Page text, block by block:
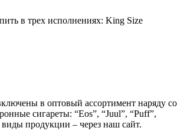
в трех исполнениях: King Size
в оптовый ассортимент наряду со
сигареты: “Eos”, “Juul”, “Puff”,
продукции – через наш сайт.